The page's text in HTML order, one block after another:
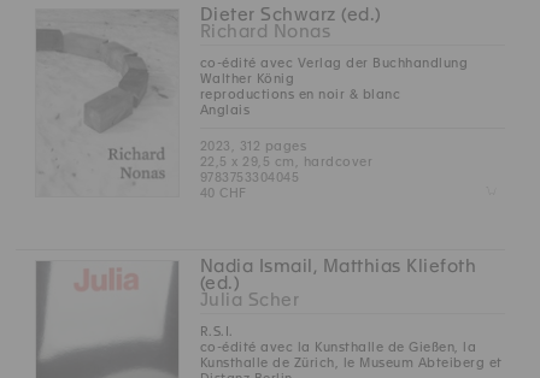
Dieter Schwarz (ed.)
Richard Nonas
co-édité avec Verlag der Buchhandlung
Walther König
reproductions en noir & blanc
Anglais
2023, 312 pages
22,5 x 29,5 cm, hardcover
9783753304045
40 CHF
Nadia Ismail, Matthias Kliefoth
(ed.)
Julia Scher
R.S.I.
co-édité avec la Kunsthalle de Gießen, la
Kunsthalle de Zürich, le Museum Abteiberg et